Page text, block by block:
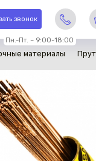
звонок
Пн.-Пт. – 9:00-18:00
материалы